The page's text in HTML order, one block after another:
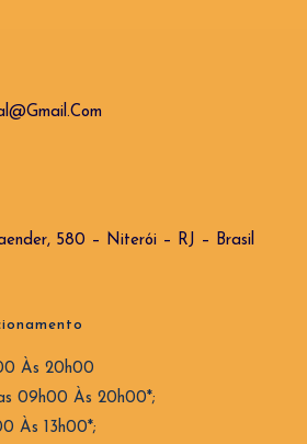
580 – Niterói – RJ – Brasil
Às 20h00
09h00 Às 20h00*;
Às 13h00*;